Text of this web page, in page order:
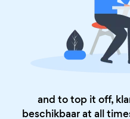
and to top it off,
beschikbaar at all